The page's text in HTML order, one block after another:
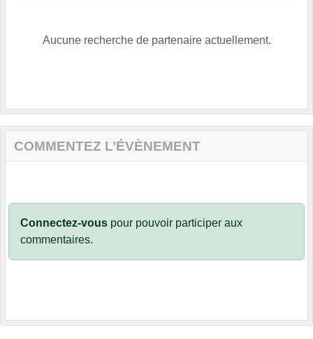
Aucune recherche de partenaire actuellement.
COMMENTEZ L’ÉVÈNEMENT
Connectez-vous pour pouvoir participer aux
commentaires.